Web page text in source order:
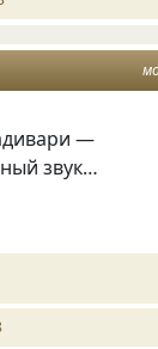
—
звук…